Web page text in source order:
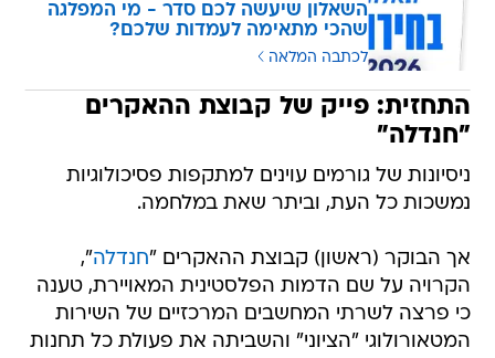
השאלון שיעשה לכם סדר - מי המפלגה
שהכי מתאימה לעמדות שלכם?
לכתבה המלאה
התחזית: פייק של קבוצת ההאקרים
"חנדלה"
ניסיונות של גורמים עוינים למתקפות פסיכולוגיות
נמשכות כל העת, וביתר שאת במלחמה.
אך הבוקר (ראשון) קבוצת ההאקרים "חנדלה",
הקרויה על שם הדמות הפלסטינית המאויירת, טענה
כי פרצה לשרתי המחשבים המרכזיים של השירות
המטאורולוגי "הציוני" והשביתה את פעולת כל תחנות